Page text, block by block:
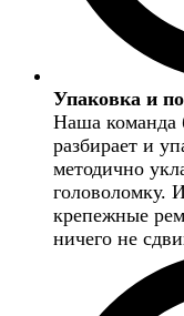
Упаковка и
Наша команда
разбирает и
методично
головоломку.
крепежные
ничего не